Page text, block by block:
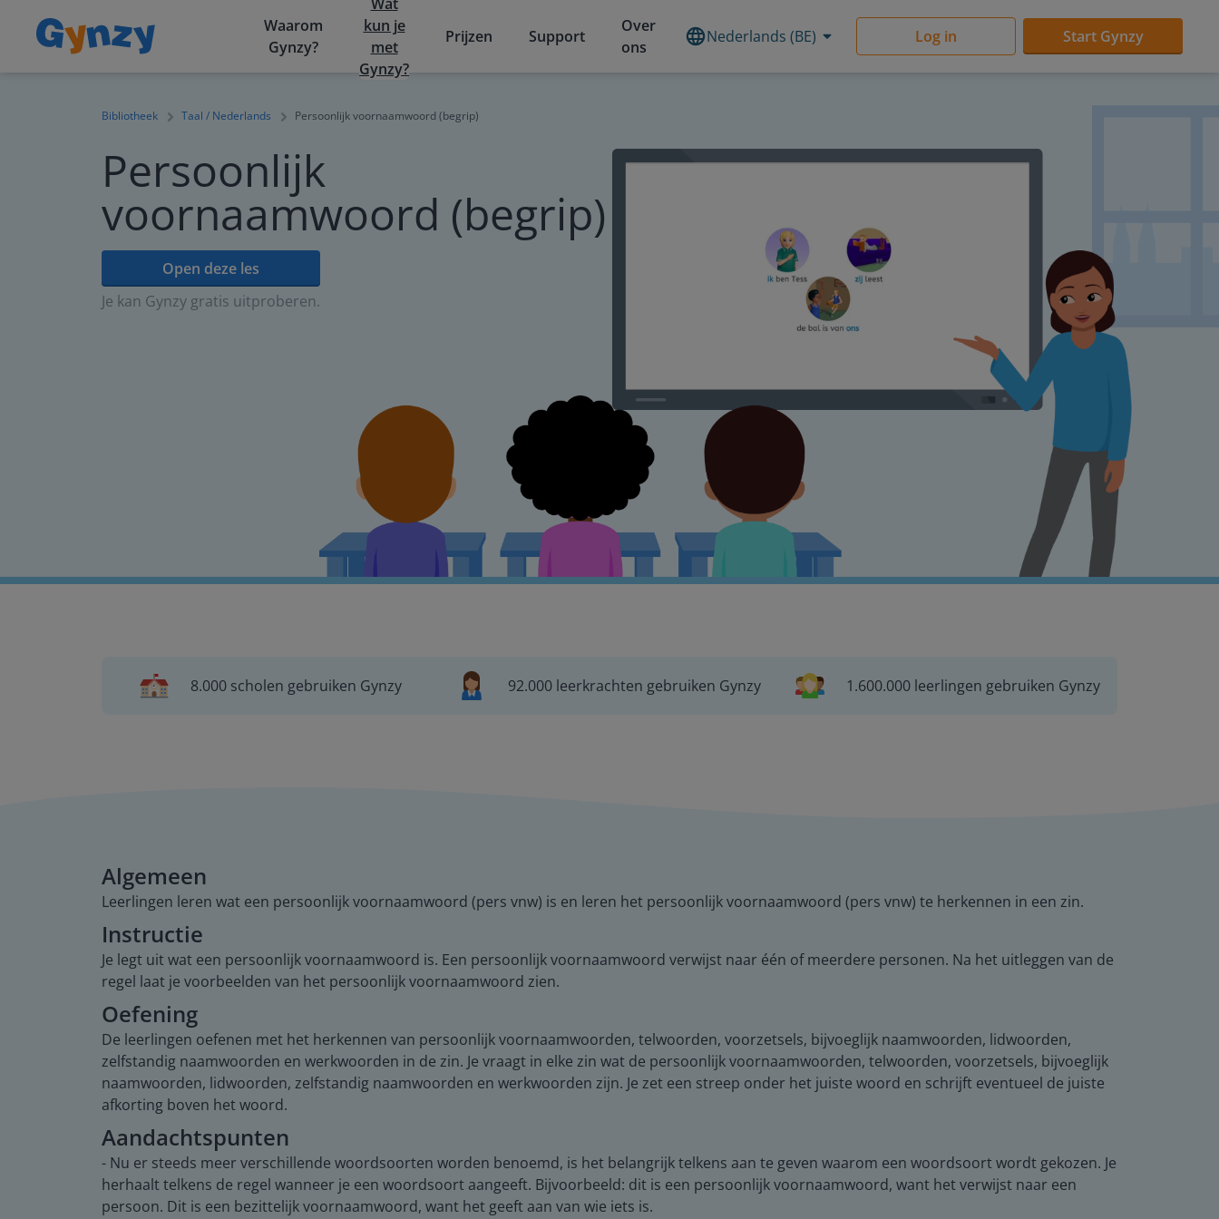
Waarom
Gynzy?
kun je
met
Gynzy?
Prijzen Support
Over
ons
Nederlands (BE) Log in Start Gynzy
Bibliotheek Taal / Nederlands Persoonlijk voornaamwoord (begrip)
Persoonlijk
voornaamwoord (begrip)
Open deze les
Je kan Gynzy gratis uitproberen.
8.000 scholen gebruiken Gynzy 92.000 leerkrachten gebruiken Gynzy 1.600.000 leerlingen gebruiken Gynzy
Algemeen
Leerlingen leren wat een persoonlijk voornaamwoord (pers vnw) is en leren het persoonlijk voornaamwoord (pers vnw) te herkennen in een zin.
Instructie
Je legt uit wat een persoonlijk voornaamwoord is. Een persoonlijk voornaamwoord verwijst naar één of meerdere personen. Na het uitleggen van de
regel laat je voorbeelden van het persoonlijk voornaamwoord zien.
Oefening
De leerlingen oefenen met het herkennen van persoonlijk voornaamwoorden, telwoorden, voorzetsels, bijvoeglijk naamwoorden, lidwoorden,
zelfstandig naamwoorden en werkwoorden in de zin. Je vraagt in elke zin wat de persoonlijk voornaamwoorden, telwoorden, voorzetsels, bijvoeglijk
naamwoorden, lidwoorden, zelfstandig naamwoorden en werkwoorden zijn. Je zet een streep onder het juiste woord en schrijft eventueel de juiste
afkorting boven het woord.
Aandachtspunten
- Nu er steeds meer verschillende woordsoorten worden benoemd, is het belangrijk telkens aan te geven waarom een woordsoort wordt gekozen. Je
herhaalt telkens de regel wanneer je een woordsoort aangeeft. Bijvoorbeeld: dit is een persoonlijk voornaamwoord, want het verwijst naar een
persoon. Dit is een bezittelijk voornaamwoord, want het geeft aan van wie iets is.